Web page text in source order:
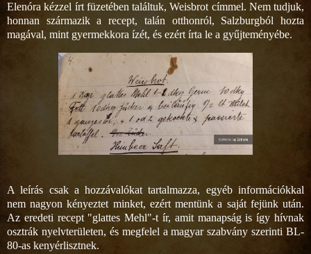
Elenóra kézzel írt füzetében találtuk, Weisbrot címmel. Nem tudjuk,
honnan származik a recept, talán otthonról, Salzburgból hozta
magával, mint gyermekkora ízét, és ezért írta le a gyűjteményébe.
A leírás csak a hozzávalókat tartalmazza, egyéb információkkal
nem nagyon kényeztet minket, ezért mentünk a saját fejünk után.
Az eredeti recept "glattes Mehl"-t ír, amit manapság is így hívnak
osztrák nyelvterületen, és megfelel a magyar szabvány szerinti BL-
80-as kenyérlisztnek.